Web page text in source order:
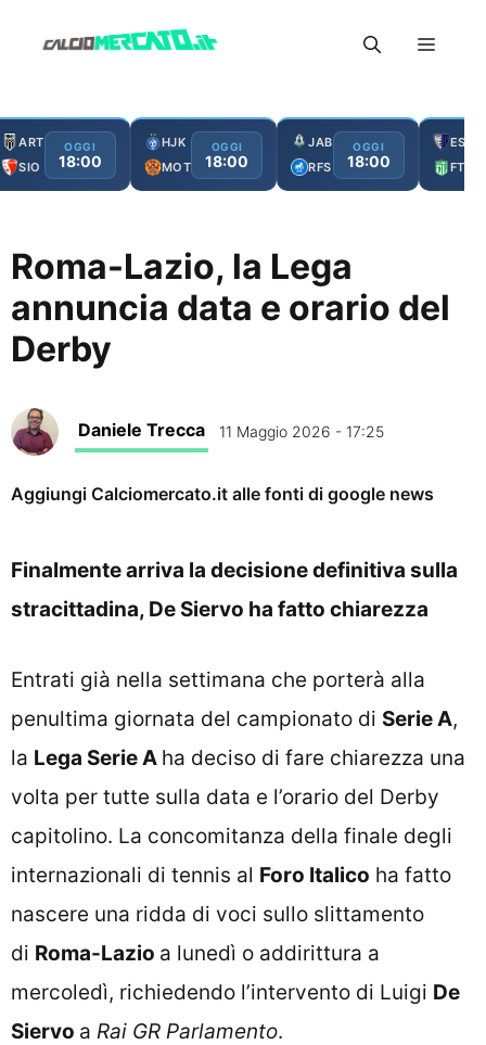
Menu
ART
SIO
OGGI
18:00
HJK
MOT
OGGI
18:00
JAB
RFS
OGGI
18:00
ESC
FTA
Roma-Lazio, la Lega
annuncia data e orario del
Derby
Daniele Trecca 11 Maggio 2026 - 17:25
Aggiungi Calciomercato.it alle fonti di google news
Finalmente arriva la decisione definitiva sulla
stracittadina, De Siervo ha fatto chiarezza
Entrati già nella settimana che porterà alla
penultima giornata del campionato di Serie A,
la Lega Serie A ha deciso di fare chiarezza una
volta per tutte sulla data e l’orario del Derby
capitolino. La concomitanza della finale degli
internazionali di tennis al Foro Italico ha fatto
nascere una ridda di voci sullo slittamento
di Roma-Lazio a lunedì o addirittura a
mercoledì, richiedendo l’intervento di Luigi De
Siervo a Rai GR Parlamento.